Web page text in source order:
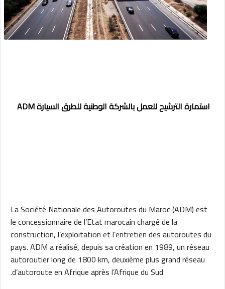
استمارة الترشيح للعمل بالشركة الوطنية للطرق السيارة ADM
La Société Nationale des Autoroutes du Maroc (ADM) est
le concessionnaire de l’Etat marocain chargé de la
construction, l’exploitation et l’entretien des autoroutes du
pays. ADM a réalisé, depuis sa création en 1989, un réseau
autoroutier long de 1800 km, deuxième plus grand réseau
d’autoroute en Afrique après l’Afrique du Sud.